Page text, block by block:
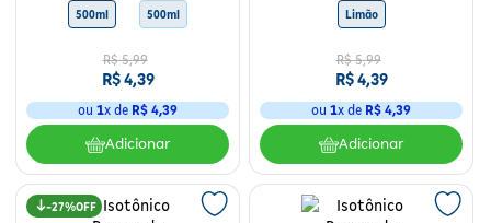
500ml 500ml
R$ 5,99
R$4,39
ou 1x de R$ 4,39
Adicionar
Limão
R$ 5,99
R$4,39
ou 1x de R$ 4,39
Adicionar
27%